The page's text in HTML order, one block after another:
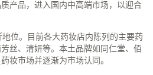
产品，进入国内中高端市场，以迎合
位。目前各大药妆店内陈列的主要药
丝、清妍等。本土品牌如同仁堂、佰
妆市场并逐渐为市场认同。